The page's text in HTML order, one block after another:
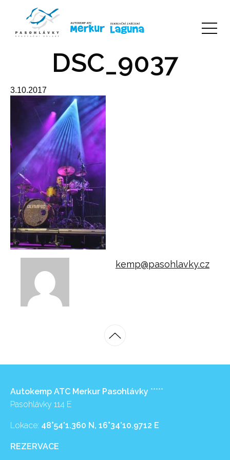
DSC_9037
3.10.2017
kemp@pasohlavky.cz
Autokemp ATC Merkur Pasohlávky *****
Pasohlávky 114 E
Lokace: 48°54’1.360 N, 16°34’10.9712 E
REZERVACE